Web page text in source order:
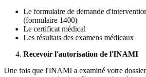
Le formulaire de demande
(formulaire 1400)
Le certificat médical
Les résultats des examens médicaux
Recevoir l'autorisation de l'INAMI
Une fois que l'INAMI a examiné votre